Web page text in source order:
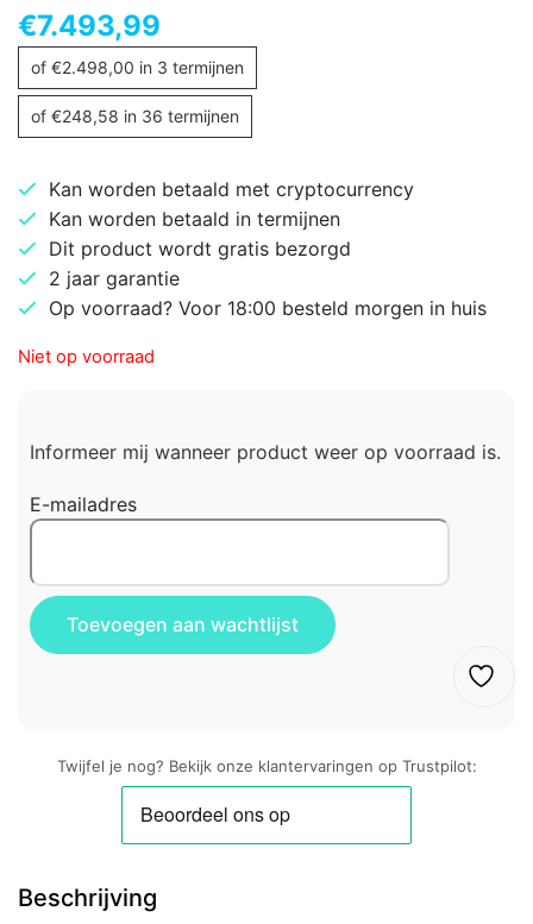
€7.493,99
of €2.498,00 in 3 termijnen
of €248,58 in 36 termijnen
Kan worden betaald met cryptocurrency
Kan worden betaald in termijnen
Dit product wordt gratis bezorgd
2 jaar garantie
Op voorraad? Voor 18:00 besteld morgen in huis
Niet op voorraad
Informeer mij wanneer product weer op voorraad is.
E-mailadres
Twijfel je nog? Bekijk onze klantervaringen op Trustpilot:
Beschrijving